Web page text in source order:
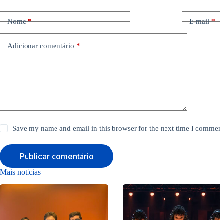
Nome* E-mail*
Adicionar comentário *
Save my name and email in this browser for the next time I
Publicar comentário
Mais notícias